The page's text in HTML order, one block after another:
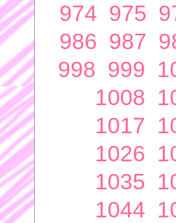
974 975
986 987
998 999
1008
1017
1026
1035
1044